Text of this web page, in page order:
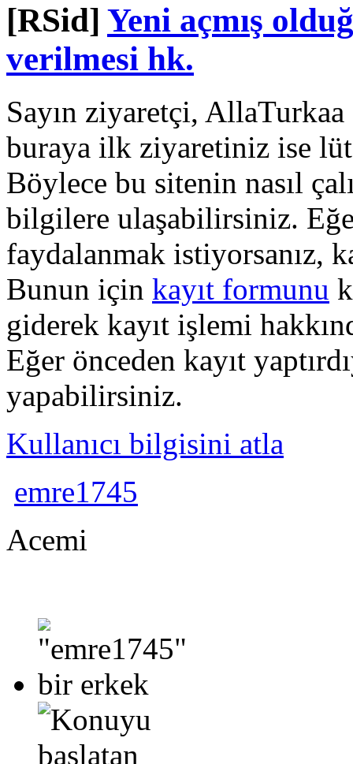
[RSid] Yeni açmış
verilmesi hk.
Sayın ziyaretçi,
buraya ilk ziyaretiniz ise
Böylece bu sitenin nasıl
bilgilere ulaşabilirsiniz.
faydalanmak istiyorsanız,
Bunun için kayıt formunu
giderek kayıt işlemi
Eğer önceden kayıt
yapabilirsiniz.
Kullanıcı bilgisini atla
emre1745
Acemi